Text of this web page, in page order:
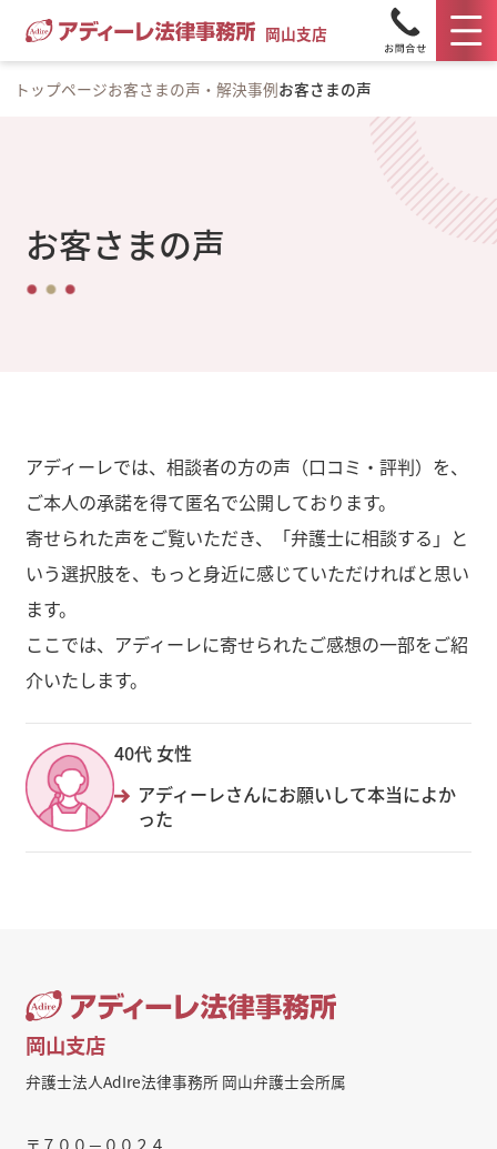
岡山支店
トップページお客さまの声・解決事例お客さまの声
お客さまの声
アディーレでは、相談者の方の声（口コミ・評判）を、
ご本人の承諾を得て匿名で公開しております。
寄せられた声をご覧いただき、「弁護士に相談する」と
いう選択肢を、もっと身近に感じていただければと思い
ます。
ここでは、アディーレに寄せられたご感想の一部をご紹
介いたします。
40代 女性
アディーレさんにお願いして本当によか
った
岡山支店
弁護士法人AdIre法律事務所 岡山弁護士会所属